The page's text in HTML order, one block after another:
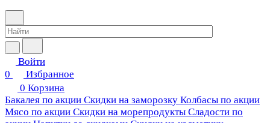
Войти
0
Избранное
0 Корзина
Бакалея по акции Скидки на заморозку Колбасы по акции
Мясо по акции Скидки на морепродукты Сладости по